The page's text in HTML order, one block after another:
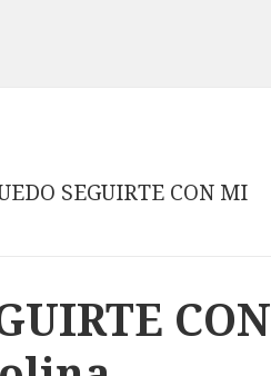
SEGUIRTE CON MI
CON